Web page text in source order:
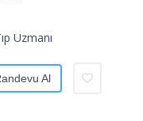
Uzmanı
Al